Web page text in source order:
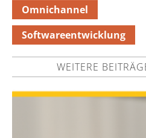
Omnichannel
Softwareentwicklung
WEITERE